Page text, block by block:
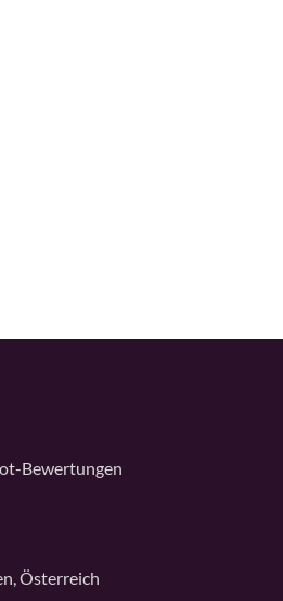
-Bewertungen
Österreich